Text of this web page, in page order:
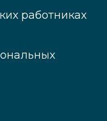
работниках